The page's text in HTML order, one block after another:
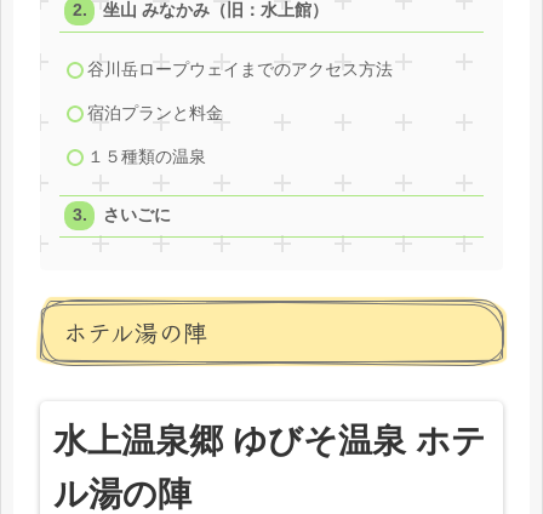
坐山 みなかみ（旧：水上館）
谷川岳ロープウェイまでのアクセス方法
宿泊プランと料金
１５種類の温泉
さいごに
ホテル湯の陣
水上温泉郷 ゆびそ温泉 ホテ
ル湯の陣